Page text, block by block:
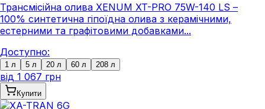
Трансмісійна олива XENUM XT-PRO 75W-140 LS –
100% синтетична гіпоїдна олива з керамічними,
естерними та графітовими добавками...
Доступно:
1 л 5 л 20 л 60 л 208 л
від 1 067 грн
Купити